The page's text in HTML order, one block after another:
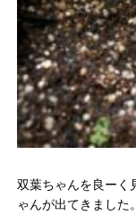
双葉ちゃんを良ーく
ゃんが出てきました。